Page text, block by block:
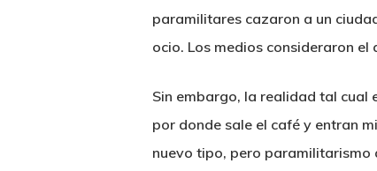
paramilitares cazaron a un
ocio. Los medios consideraron
Sin embargo, la realidad tal cual
por donde sale el café y entran
nuevo tipo, pero paramilitarismo